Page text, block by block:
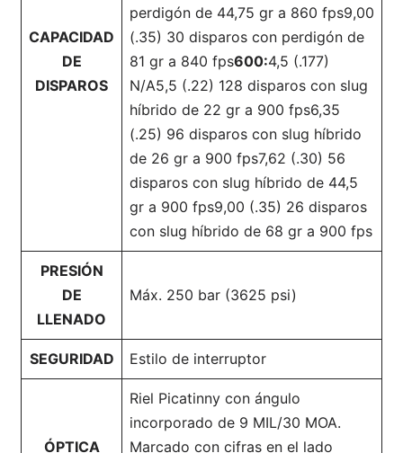
CAPACIDAD
DE
DISPAROS
perdigón de 44,75 gr a 860 fps9,00
(.35) 30 disparos con perdigón de
81 gr a 840 fps600:4,5 (.177)
N/A5,5 (.22) 128 disparos con slug
híbrido de 22 gr a 900 fps6,35
(.25) 96 disparos con slug híbrido
de 26 gr a 900 fps7,62 (.30) 56
disparos con slug híbrido de 44,5
gr a 900 fps9,00 (.35) 26 disparos
con slug híbrido de 68 gr a 900 fps
PRESIÓN
DE
LLENADO
Máx. 250 bar (3625 psi)
SEGURIDAD Estilo de interruptor
ÓPTICA
Riel Picatinny con ángulo
incorporado de 9 MIL/30 MOA.
Marcado con cifras en el lado